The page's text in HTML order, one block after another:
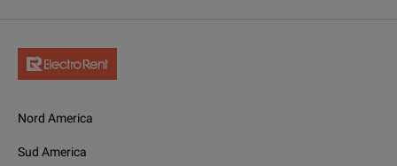
Nord America
Sud America